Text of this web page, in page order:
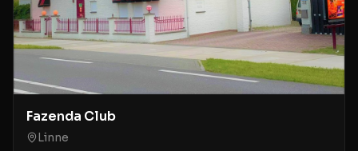
Fazenda Club
Linne